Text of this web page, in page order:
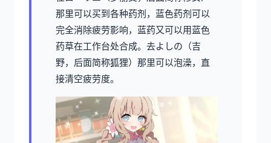
那里可以买到各种药剂，蓝色药剂可以
完全消除疲劳影响，蓝药又可以用蓝色
药草在工作台处合成。去よしの（吉
野，后面简称狐狸）那里可以泡澡，直
接清空疲劳度。